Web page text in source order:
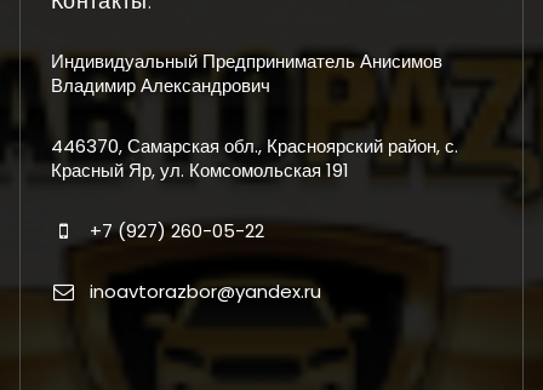
Индивидуальный Предприниматель Анисимов
Владимир Александрович
446370, Самарская обл., Красноярский район, с.
Красный Яр, ул. Комсомольская 191
+7 (927) 260-05-22
inoavtorazbor@yandex.ru